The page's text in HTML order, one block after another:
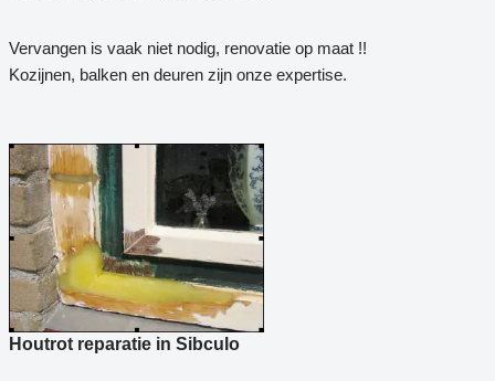
Vervangen is vaak niet nodig, renovatie op maat !!
Kozijnen, balken en deuren zijn onze expertise.
Houtrot reparatie in Sibculo